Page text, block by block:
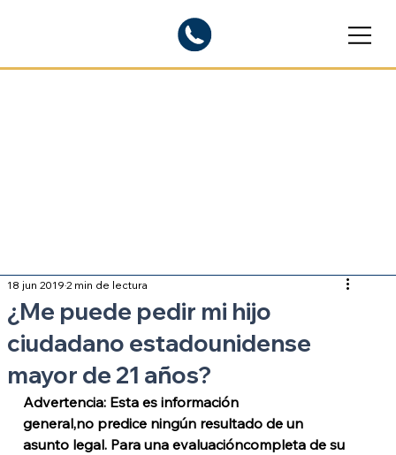
¿Me puede pedir mi hijo
ciudadano estadounidense
mayor de 21 años?
18 jun 20192 min de lectura
Advertencia: Esta es información
general,no predice ningún resultado de un
asunto legal. Para una evaluacióncompleta de su